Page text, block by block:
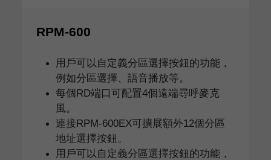
RPM-600
用戶可以自定義分區選擇按鈕的功能，
例如分區選擇、語音播放等。
每個RD端口可配置4個遠端尋呼麥克
風。
連接RPM-600EX可擴展額外12個分區
地址選擇按鈕。
用戶可以自定義分區選擇按鈕的功能，